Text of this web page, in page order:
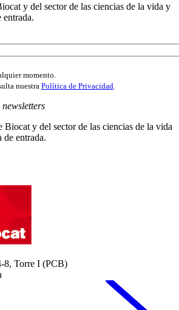
y del sector de las ciencias de la vida y
entrada.
momento.
nuestra Política de Privacidad
newsletters
Biocat y del sector de las ciencias de la vida
de entrada.
8, Torre I (PCB)